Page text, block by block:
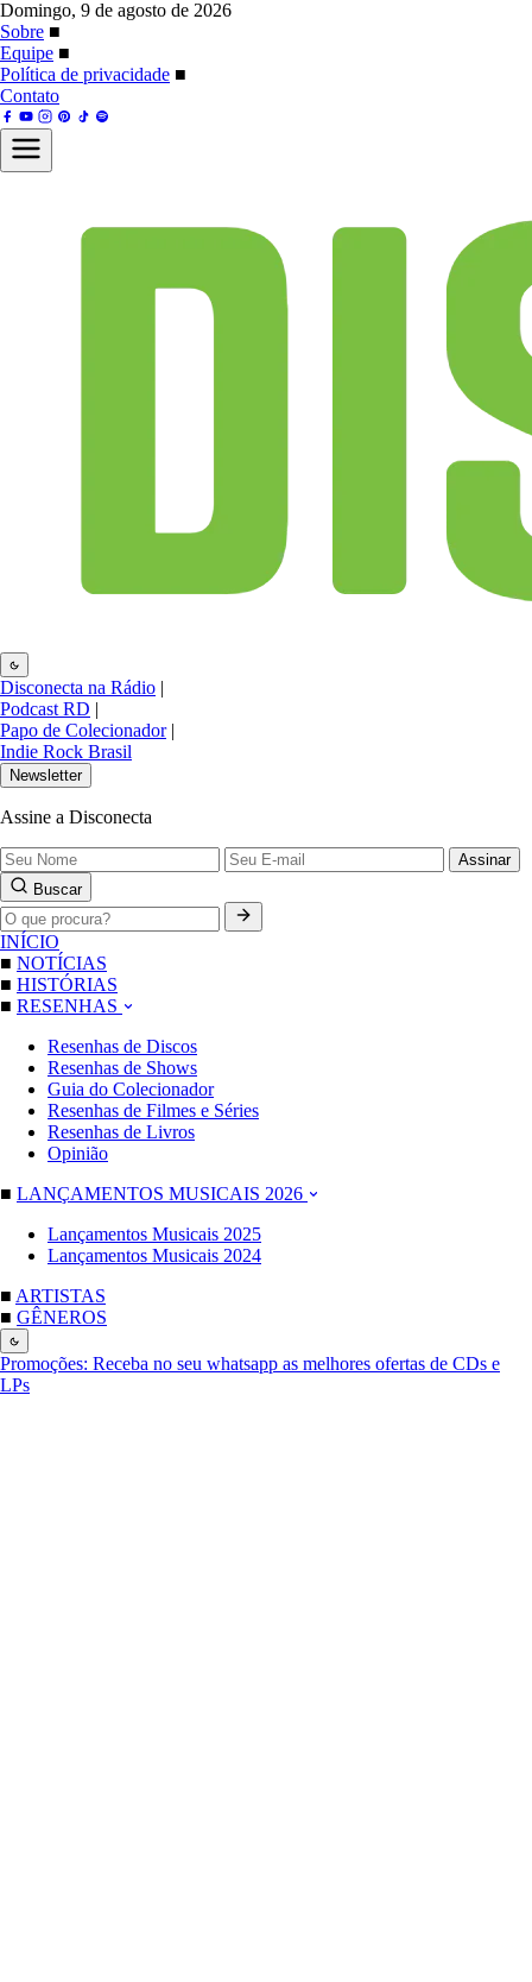
Domingo, 9 de agosto de 2026
Sobre ■
Equipe ■
Política de privacidade ■
Contato
Disconecta na Rádio |
Podcast RD |
Papo de Colecionador |
Indie Rock Brasil
Newsletter
Assine a Disconecta
Assinar
Buscar
INÍCIO
■ NOTÍCIAS
■ HISTÓRIAS
■ RESENHAS
Resenhas de Discos
Resenhas de Shows
Guia do Colecionador
Resenhas de Filmes e Séries
Resenhas de Livros
Opinião
■ LANÇAMENTOS MUSICAIS 2026
Lançamentos Musicais 2025
Lançamentos Musicais 2024
■ ARTISTAS
■ GÊNEROS
Promoções: Receba no seu whatsapp as melhores ofertas de CDs e
LPs